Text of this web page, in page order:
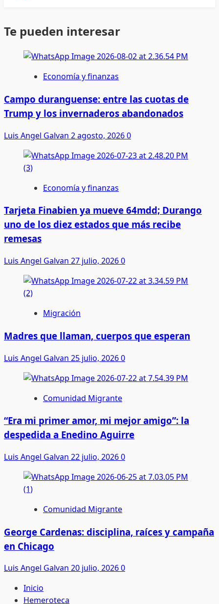
Te pueden interesar
Economía y finanzas
Campo duranguense: entre las cuotas de
Trump y los invernaderos abandonados
Luis Angel Galvan 2 agosto, 20260
Economía y finanzas
Tarjeta Finabien ya mueve 64mdd; Durango
uno de los diez estados que más recibe
remesas
Luis Angel Galvan 27 julio, 20260
Migración
Madres que llaman, cuerpos que esperan
Luis Angel Galvan 25 julio, 20260
Comunidad Migrante
“Era mi primer amor, mi mejor amigo”: la
despedida a Enedino Aguirre
Luis Angel Galvan 22 julio, 20260
Comunidad Migrante
George Cardenas: disciplina, raíces y campaña
en Chicago
Luis Angel Galvan 20 julio, 20260
Inicio
Hemeroteca